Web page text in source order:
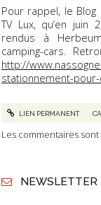
Pour rappel, le
TV Lux, qu’en juin
rendus à
camping-cars.
http://
stationnement-pour-
LIEN PERMANENT
Les commentaires sont
NEWSLETTER